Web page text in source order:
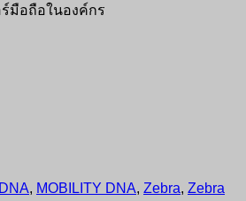
มือถือในองค์กร
DNA, MOBILITY DNA, Zebra, Zebra